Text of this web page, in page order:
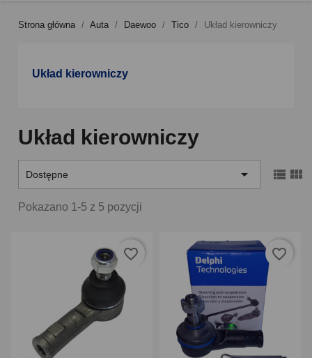
Strona główna Auta Daewoo Tico Układ kierowniczy
Układ kierowniczy
Układ kierowniczy
Dostępne   
Pokazano 1-5 z 5 pozycji
favorite_border favorite_border